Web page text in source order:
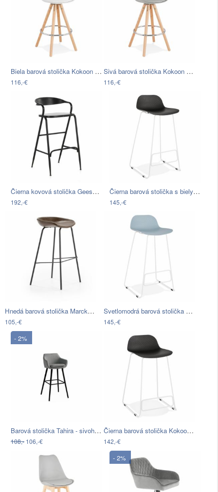
Biela barová stolička Kokoon Anau,…
116,-€
Sivá barová stolička Kokoon Anau, výška…
116,-€
Čierna kovová stolička Geese Industrial…
192,-€
Čierna barová stolička s bielymi nohami…
145,-€
Hnedá barová stolička Marckeric Eddie
105,-€
Svetlomodrá barová stolička Kokoon…
145,-€
- 2%
Barová stolička Tahira - sivohnedá /…
108,- 106,-€
Čierna barová stolička Kokoon Slade…
142,-€
- 2%